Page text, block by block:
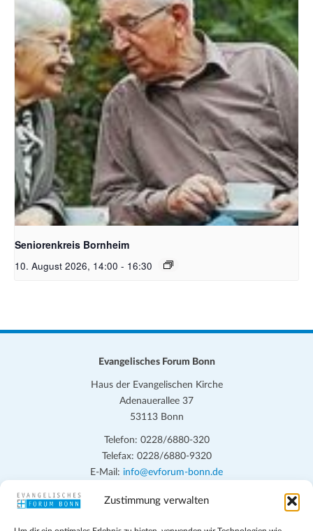
Zustimmung verwalten
Bildquelle Pixabay Free
Seniorenkreis Bornheim
10. August 2026, 14:00 - 16:30
Evangelisches Forum Bonn
Haus der Evangelischen Kirche
Adenauerallee 37
53113 Bonn
Telefon: 0228/6880-320
Telefax: 0228/6880-9320
E-Mail: info@evforum-bonn.de
Das Evangelische Forum Bonn will in seinen zentralen